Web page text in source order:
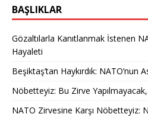
BAŞLIKLAR
Gözaltılarla Kanıtlanmak İstenen
Hayaleti
Beşiktaş’tan Haykırdık: NATO’nun
Nöbetteyiz: Bu Zirve
NATO Zirvesine Karşı Nöbetteyiz: